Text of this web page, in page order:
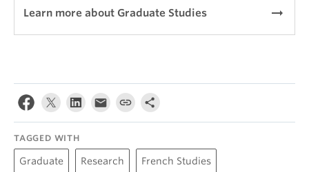
Learn more about Graduate Studies arrow_right_alt
TAGGED WITH
Graduate Research French Studies